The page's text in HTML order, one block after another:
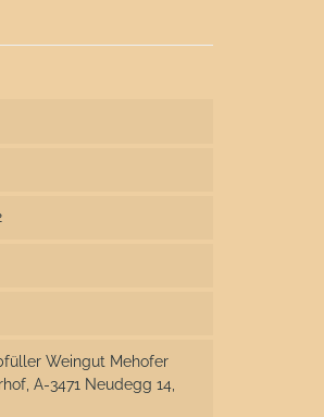
Weingut Mehofer
A-3471 Neudegg 14,